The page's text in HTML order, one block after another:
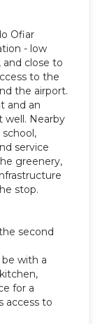
Ofiar
- low
and close to
to the
the airport.
and an
well. Nearby
school,
service
greenery,
stop.
second
with a
for a
access to